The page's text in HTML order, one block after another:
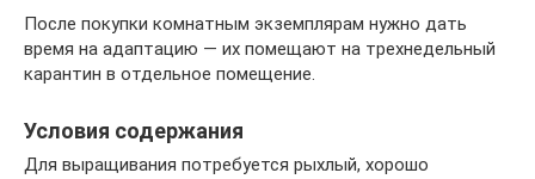
После покупки комнатным экземплярам нужно дать
время на адаптацию — их помещают на трехнедельный
карантин в отдельное помещение.
Условия содержания
Для выращивания потребуется рыхлый, хорошо